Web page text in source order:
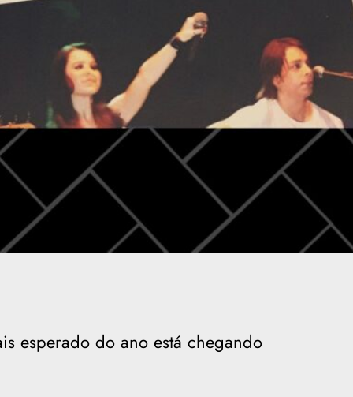
esperado do ano está chegando